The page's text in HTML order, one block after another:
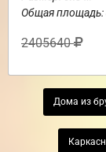
Общая площадь:
2405640
Дома из